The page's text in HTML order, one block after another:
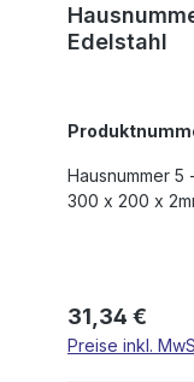
Edelstahl
Hausnummer 5
300 x 200 x
Regulärer
31,34 €
Preise inkl.